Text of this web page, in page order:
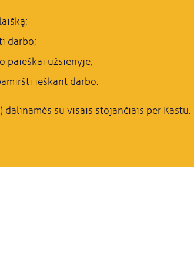
darbo;
paieškai užsienyje;
ieškant darbo.
su visais stojančiais per Kastu.